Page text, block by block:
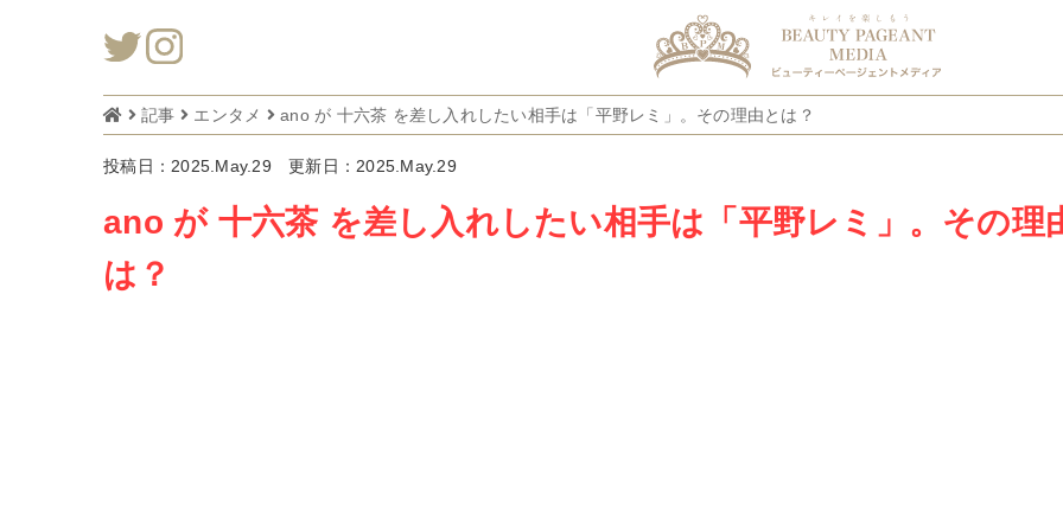
記事 エンタメ ano が 十六茶 を差し入れしたい相手は「平野レミ」。その理由とは？
投稿日：2025.May.29 更新日：2025.May.29
ano が 十六茶 を差し入れしたい相手は「平野レミ」。その理
は？